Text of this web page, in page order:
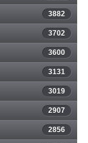
3882
3702
3600
3131
3019
2907
2856